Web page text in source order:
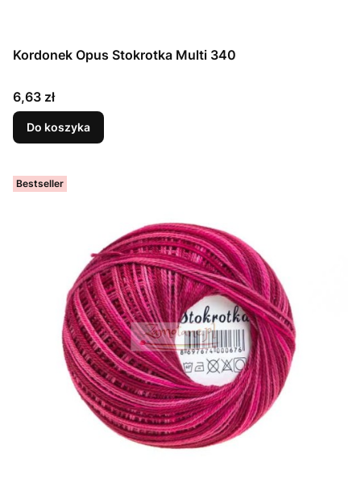
Kordonek Opus Stokrotka Multi 340
Cena
6,63 zł
Do koszyka
Bestseller